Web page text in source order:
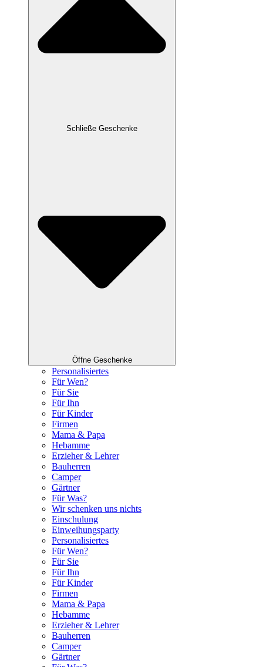
Schließe Geschenke
Öffne Geschenke
Personalisiertes
Für Wen?
Für Sie
Für Ihn
Für Kinder
Firmen
Mama & Papa
Hebamme
Erzieher & Lehrer
Bauherren
Camper
Gärtner
Für Was?
Wir schenken uns nichts
Einschulung
Einweihungsparty
Personalisiertes
Für Wen?
Für Sie
Für Ihn
Für Kinder
Firmen
Mama & Papa
Hebamme
Erzieher & Lehrer
Bauherren
Camper
Gärtner